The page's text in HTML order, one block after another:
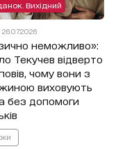
Вихідний
26.07.2026
неможливо»:
Текучев відверто
чому вони з
виховують
без допомоги